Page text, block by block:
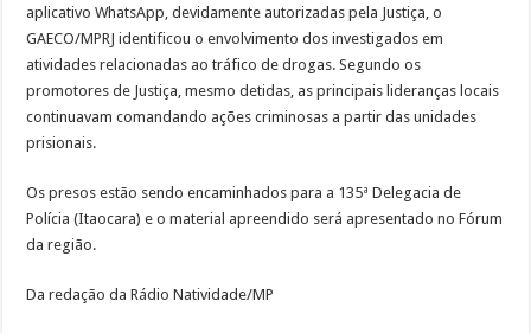
aplicativo WhatsApp, devidamente autorizadas pela Justiça, o
GAECO/MPRJ identificou o envolvimento dos investigados em
atividades relacionadas ao tráfico de drogas. Segundo os
promotores de Justiça, mesmo detidas, as principais lideranças locais
continuavam comandando ações criminosas a partir das unidades
prisionais.
Os presos estão sendo encaminhados para a 135ª Delegacia de
Polícia (Itaocara) e o material apreendido será apresentado no Fórum
da região.
Da redação da Rádio Natividade/MP